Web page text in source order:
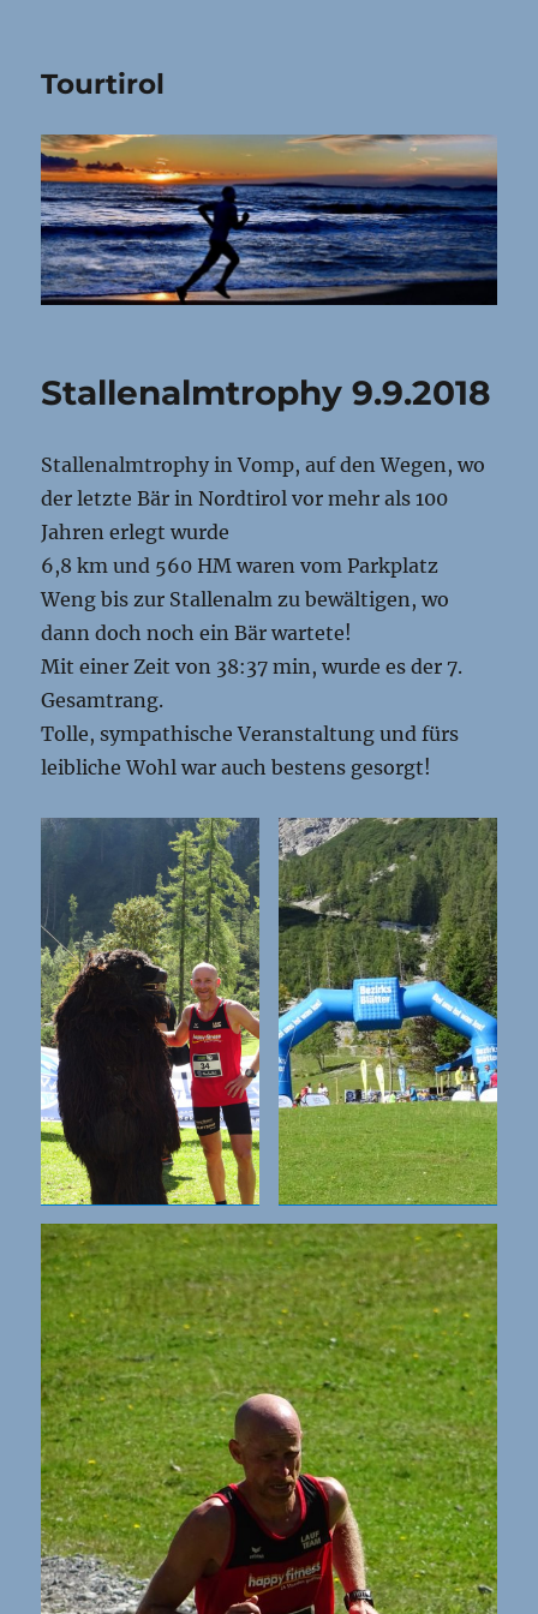
Tourtirol
Stallenalmtrophy 9.9.2018
Stallenalmtrophy in Vomp, auf den Wegen, wo
der letzte Bär in Nordtirol vor mehr als 100
Jahren erlegt wurde
6,8 km und 560 HM waren vom Parkplatz
Weng bis zur Stallenalm zu bewältigen, wo
dann doch noch ein Bär wartete!
Mit einer Zeit von 38:37 min, wurde es der 7.
Gesamtrang.
Tolle, sympathische Veranstaltung und fürs
leibliche Wohl war auch bestens gesorgt!